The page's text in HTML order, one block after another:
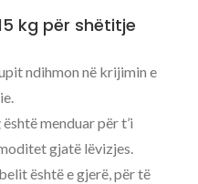
kg për shëtitje
ndihmon në krijimin e
është menduar për t’i
gjatë lëvizjes.
është e gjerë, për të